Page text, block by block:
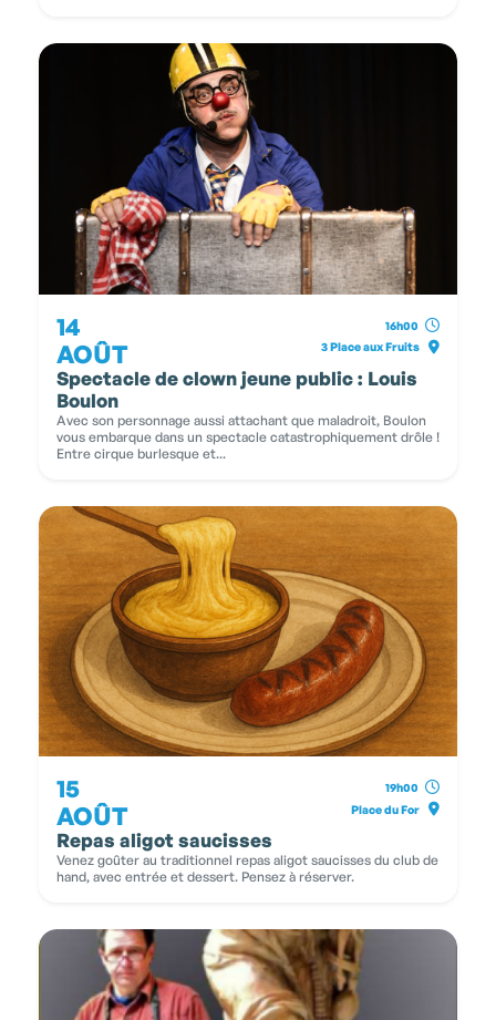
14
AOÛT
16h00
3 Place aux Fruits
Spectacle de clown jeune public : Louis
Boulon
Avec son personnage aussi attachant que maladroit, Boulon
vous embarque dans un spectacle catastrophiquement drôle !
Entre cirque burlesque et...
15
AOÛT
19h00
Place du For
Repas aligot saucisses
Venez goûter au traditionnel repas aligot saucisses du club de
hand, avec entrée et dessert. Pensez à réserver.